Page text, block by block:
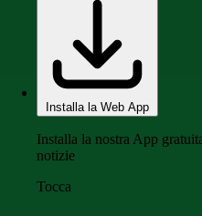
Installa la Web App
Installa la nostra App
notizie
Tocca